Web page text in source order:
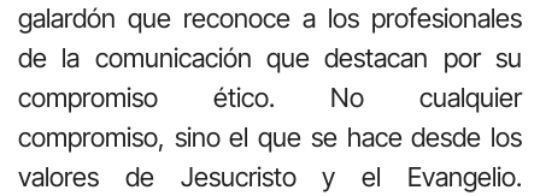
galardón que reconoce a los profesionales
de la comunicación que destacan por su
compromiso ético. No cualquier
compromiso, sino el que se hace desde los
valores de Jesucristo y el Evangelio.